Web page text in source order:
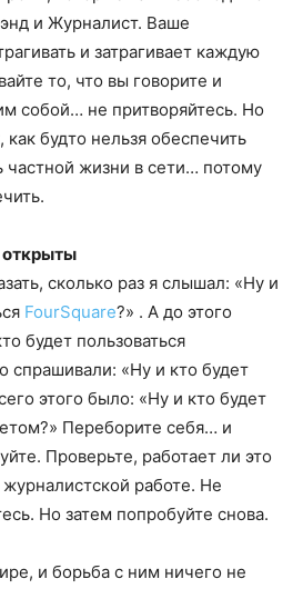
и Журналист. Ваше
и затрагивает каждую
то, что вы говорите и
собой… не притворяйтесь. Но
как будто нельзя обеспечить
частной жизни в сети… потому
сколько раз я слышал: «Ну и
FourSquare?» . А до этого
будет пользоваться
спрашивали: «Ну и кто будет
этого было: «Ну и кто будет
Переборите себя… и
Проверьте, работает ли это
работе. Не
Но затем попробуйте снова.
и борьба с ним ничего не